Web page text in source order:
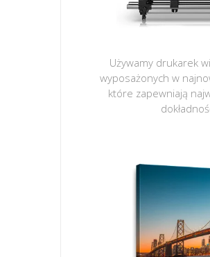
Używamy drukarek
wyposażonych w
które zapewniają